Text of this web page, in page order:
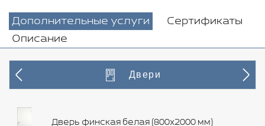
Дополнительные услуги
Сертификаты
Описание
Двери
Дверь финская белая (800х2000 мм)